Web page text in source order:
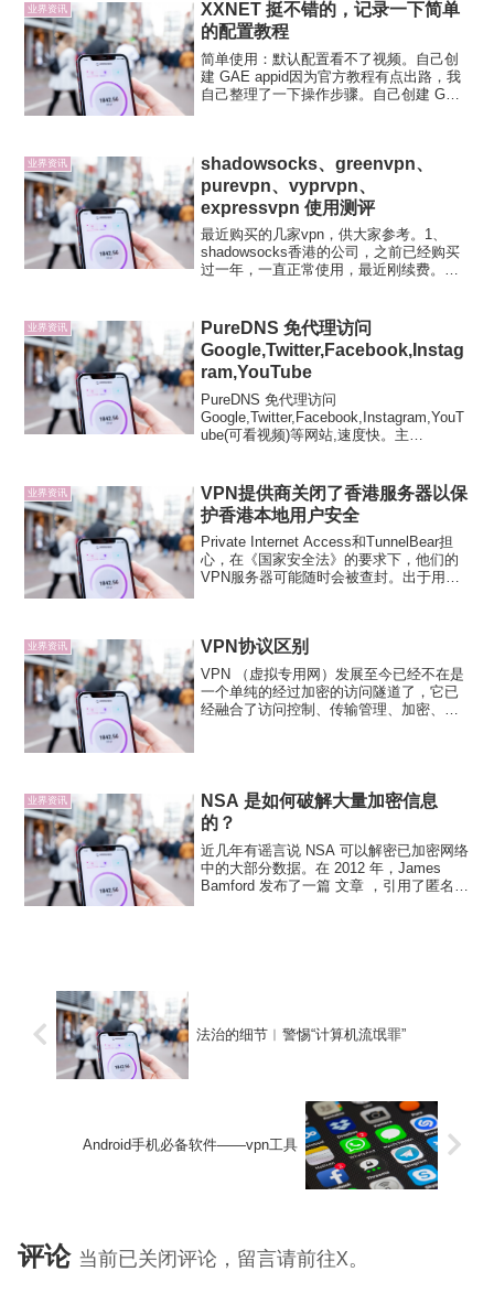
业界资讯
XXNET 挺不错的，记录一下简单
的配置教程
简单使用：默认配置看不了视频。自己创
建 GAE appid因为官方教程有点出路，我
自己整理了一下操作步骤。自己创建 GAE
业界资讯
shadowsocks、greenvpn、
purevpn、vyprvpn、
expressvpn 使用测评
最近购买的几家vpn，供大家参考。1、
shadowsocks香港的公司，之前已经购买
过一年，一直正常使用，最近刚续费。
普通版本，香港节点一直稳定使用...
业界资讯
PureDNS 免代理访问
Google,Twitter,Facebook,Instag
ram,YouTube
PureDNS 免代理访问
Google,Twitter,Facebook,Instagram,YouT
ube(可看视频)等网站,速度快。主
业界资讯
VPN提供商关闭了香港服务器以保
护香港本地用户安全
Private Internet Access和TunnelBear担
心，在《国家安全法》的要求下，他们的
VPN服务器可能随时会被查封。出于用户
业界资讯 VPN协议区别
VPN （虚拟专用网）发展至今已经不在是
一个单纯的经过加密的访问隧道了，它已
经融合了访问控制、传输管理、加密、路
业界资讯
NSA 是如何破解大量加密信息
的？
近几年有谣言说 NSA 可以解密已加密网络
中的大部分数据。在 2012 年，James
Bamford 发布了一篇 文章 ，引用了匿名的
法治的细节︱警惕“计算机流氓罪”
Android手机必备软件——vpn工具
评论 当前已关闭评论，留言请前往X。